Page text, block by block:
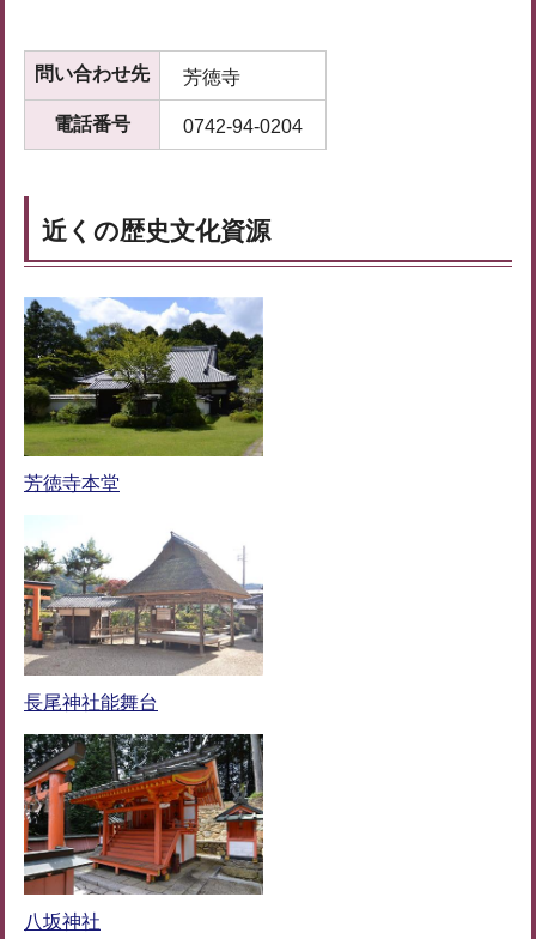
問い合わせ先 芳徳寺
電話番号 0742-94-0204
近くの歴史文化資源
芳徳寺本堂
長尾神社能舞台
八坂神社